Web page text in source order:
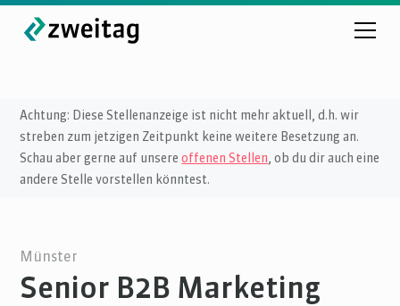
Achtung: Diese Stellenanzeige ist nicht mehr aktuell, d.h. wir
streben zum jetzigen Zeitpunkt keine weitere Besetzung an.
Schau aber gerne auf unsereoffenen Stellen, ob du dir auch eine
andere Stelle vorstellen könntest.
Münster
Senior B2B Marketing